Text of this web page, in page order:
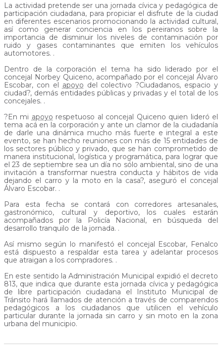
La actividad pretende ser una jornada cívica y pedagógica de
participación ciudadana, para propiciar el disfrute de la ciudad
en diferentes escenarios promocionando la actividad cultural,
así como generar conciencia en los pereiranos sobre la
importancia de disminuir los niveles de contaminación por
ruido y gases contaminantes que emiten los vehículos
automotores. .
Dentro de la corporación el tema ha sido liderado por el
concejal Norbey Quiceno, acompañado por el concejal Álvaro
Escobar, con el apoyo del colectivo ?Ciudadanos, espacio y
ciudad?, demás entidades públicas y privadas y el total de los
concejales. .
?En mi apoyo respetuoso al concejal Quiceno quien lideró el
tema acá en la corporación y ante un clamor de la ciudadanía
de darle una dinámica mucho más fuerte e integral a este
evento, se han hecho reuniones con más de 15 entidades de
los sectores público y privado, que se han comprometido de
manera institucional, logística y programática, para lograr que
el 23 de septiembre sea un día no sólo ambiental, sino de una
invitación a transformar nuestra conducta y hábitos de vida
dejando el carro y la moto en la casa?, aseguró el concejal
Álvaro Escobar. .
Para esta fecha se contará con corredores artesanales,
gastronómico, cultural y deportivo, los cuales estarán
acompañados por la Policía Nacional, en búsqueda del
desarrollo tranquilo de la jornada. .
Así mismo según lo manifestó el concejal Escobar, Fenalco
está dispuesto a respaldar esta tarea y adelantar procesos
que atraigan a los compradores. .
En este sentido la Administración Municipal expidió el decreto
813, que indica que durante esta jornada cívica y pedagógica
de libre participación ciudadana el Instituto Municipal de
Tránsito hará llamados de atención a través de comparendos
pedagógicos a los ciudadanos que utilicen el vehículo
particular durante la jornada sin carro y sin moto en la zona
urbana del municipio.